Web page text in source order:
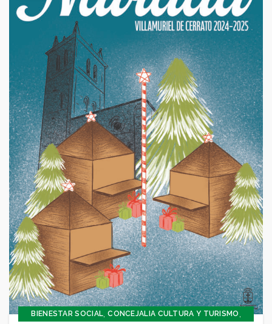
BIENESTAR SOCIAL,CONCEJALIA CULTURA Y TURISMO ,